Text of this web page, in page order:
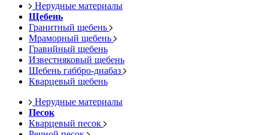
Нерудные материалы
Щебень
Гранитный щебень
Мраморный щебень
Гравийный щебень
Известняковый щебень
Щебень габбро-диабаз
Кварцевый щебень
Нерудные материалы
Песок
Кварцевый песок